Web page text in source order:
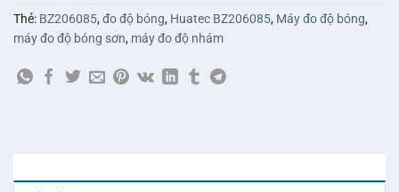
Thẻ: BZ206085,đo độ bóng, Huatec BZ206085, Máy đo độ bóng,
máy đo độ bóng sơn, máy đo độ nhám